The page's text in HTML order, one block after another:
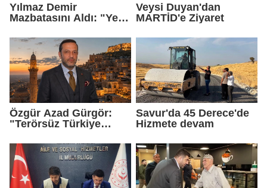
Yılmaz Demir
Mazbatasını Aldı: "Yeni
Geldik"
Veysi Duyan'dan
MARTİD'e Ziyaret
Özgür Azad Gürgör:
"Terörsüz Türkiye
Turizmi İçin Yeni Bir
Dönemin Başlangıcıdır"
Savur'da 45 Derece'de
Hizmete devam